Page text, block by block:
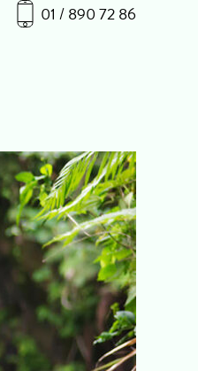
01 / 890 72 86